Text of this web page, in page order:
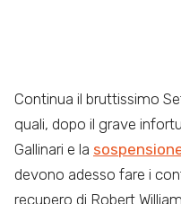
Continua il bruttissimo
quali, dopo il grave
Gallinari e la
devono adesso fare i
recupero di Robert